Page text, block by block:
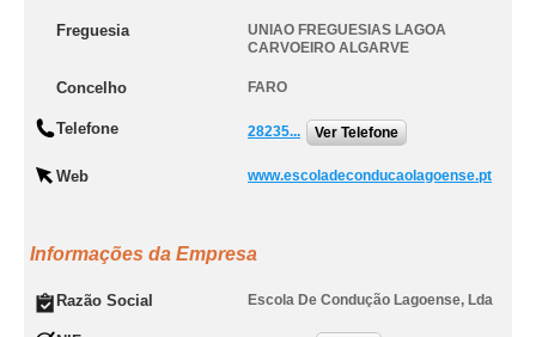
Freguesia
UNIAO FREGUESIAS LAGOA
CARVOEIRO ALGARVE
Concelho FARO
Telefone 28235... Ver Telefone
Web www.escoladeconducaolagoense.pt
Informações da Empresa
Razão Social Escola De Condução Lagoense, Lda